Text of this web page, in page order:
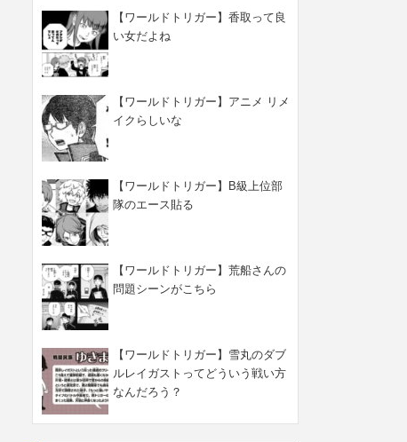
【ワールドトリガー】香取って良
い女だよね
【ワールドトリガー】アニメ リメ
イクらしいな
【ワールドトリガー】B級上位部
隊のエース貼る
【ワールドトリガー】荒船さんの
問題シーンがこちら
【ワールドトリガー】雪丸のダブ
ルレイガストってどういう戦い方
なんだろう？